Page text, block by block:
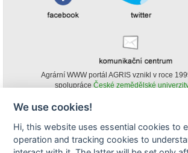
Agrární WWW portál AGRIS vznikl v roce
spolupráce České zemědělské
obsahu agrárního WWW portálu AGRIS
(pokud není uvedeno jinak) pouze za podmínky
www.agris.cz a data publikace v
We use cookies!
Hi, this website uses essential cookies to
operation and tracking cookies to